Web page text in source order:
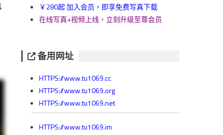
￥280起 加入会员，即享免费写真下载
在线写真+视频上线，立刻升级至尊会员
备用网址
HTTPS://www.tu1069.cc
HTTPS://www.tu1069.org
HTTPS://www.tu1069.net
HTTPS://www.tu1069.im